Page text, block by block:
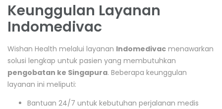
Keunggulan Layanan
Indomedivac
Wishan Health melalui layanan Indomedivac menawarkan
solusi lengkap untuk pasien yang membutuhkan
pengobatan ke Singapura. Beberapa keunggulan
layanan ini meliputi:
Bantuan 24/7 untuk kebutuhan perjalanan medis